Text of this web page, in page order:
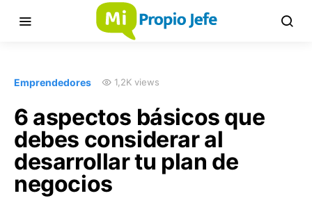
Emprendedores 1,2K views
6 aspectos básicos que
debes considerar al
desarrollar tu plan de
negocios